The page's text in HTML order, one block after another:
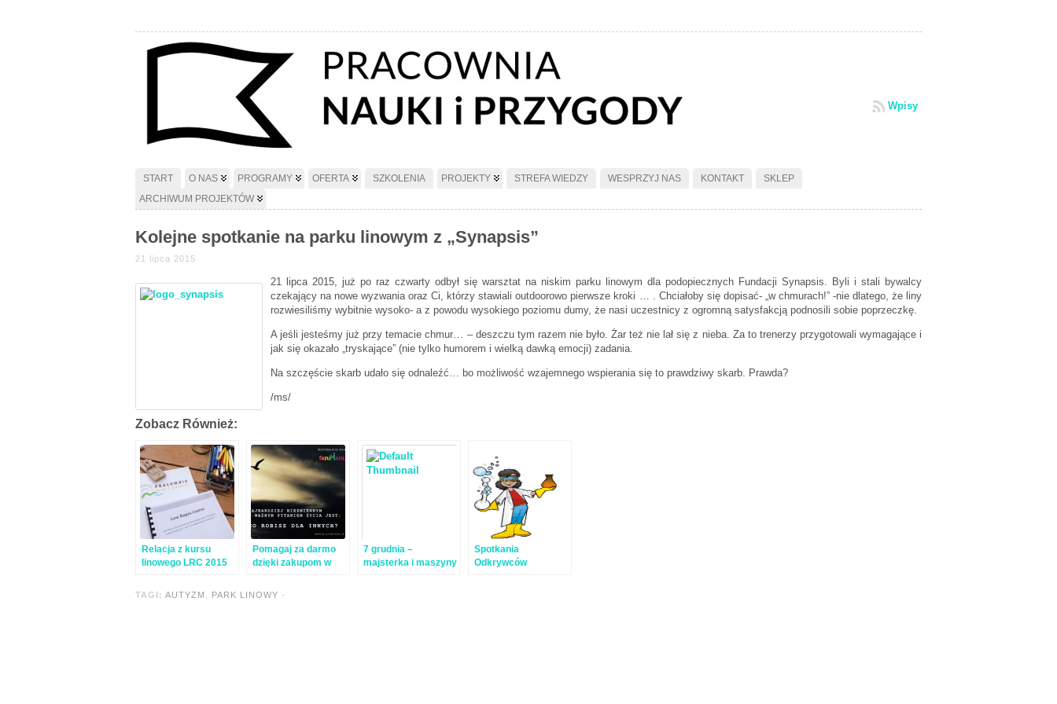
Wpisy
START O NAS PROGRAMY OFERTA SZKOLENIA PROJEKTY STREFA WIEDZY WESPRZYJ NAS KONTAKT
SKLEP
ARCHIWUM PROJEKTÓW
Kolejne spotkanie na parku linowym z „Synapsis”
21 lipca 2015
21 lipca 2015, już po raz czwarty odbył się warsztat na niskim parku linowym dla podopiecznych Fundacji Synapsis. Byli i stali bywalcy
czekający na nowe wyzwania oraz Ci, którzy stawiali outdoorowo pierwsze kroki … . Chciałoby się dopisać- „w chmurach!” -nie dlatego, że liny
rozwiesiliśmy wybitnie wysoko- a z powodu wysokiego poziomu dumy, że nasi uczestnicy z ogromną satysfakcją podnosili sobie poprzeczkę.
A jeśli jesteśmy już przy temacie chmur… – deszczu tym razem nie było. Żar też nie lał się z nieba. Za to trenerzy przygotowali wymagające i
jak się okazało „tryskające” (nie tylko humorem i wielką dawką emocji) zadania.
Na szczęście skarb udało się odnaleźć… bo możliwość wzajemnego wspierania się to prawdziwy skarb. Prawda?
/ms/
Zobacz Również:
Relacja z kursu
linowego LRC 2015
Pomagaj za darmo
dzięki zakupom w
7 grudnia –
majsterka i maszyny
Spotkania
Odkrywców
TAGI: AUTYZM PARK LINOWY -